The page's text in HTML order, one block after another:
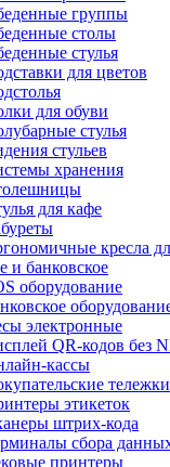
группы
столы
стулья
для цветов
для обуви
стулья
стульев
хранения
для кафе
кресла
и банковское
оборудование
электронные
QR-кодов без
кассы
этикеток
штрих-кода
сбора
принтеры